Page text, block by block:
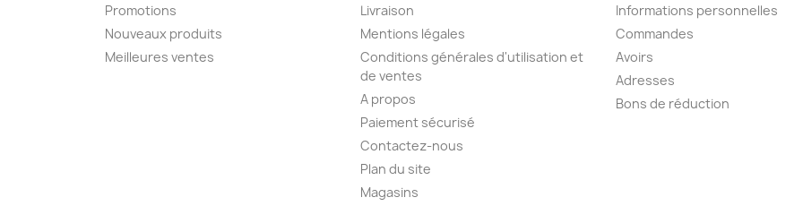
Promotions
Nouveaux produits
Meilleures ventes
Livraison
Mentions légales
Conditions générales d'utilisation et
de ventes
A propos
Paiement sécurisé
Contactez-nous
Plan du site
Magasins
Informations personnelles
Commandes
Avoirs
Adresses
Bons de réduction